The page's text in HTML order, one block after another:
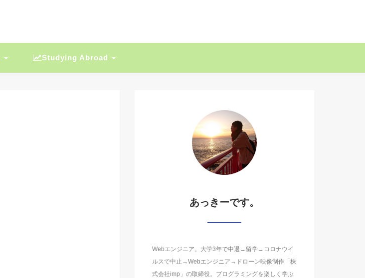
Studying Abroad
あっきーです。
Webエンジニア。大学3年で中退→留学→コロナウイ
ルスで中止→Webエンジニア→ドローン映像制作「株
式会社imp」の取締役。プログラミングを楽しく学ぶ